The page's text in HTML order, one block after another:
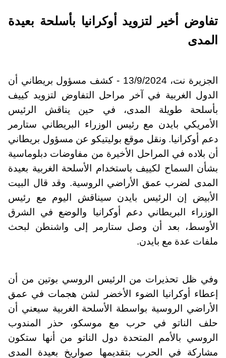
تفاوض أخير لتزويد أوكرانيا بأسلحة بعيدة
المدى
الجزيرة نت، 13/9/2024 - كشف مسؤول بريطاني أن
الدول الغربية في آخر مراحل التفاوض لتزويد كييف
بأسلحة طويلة المدى، في حين يناقش الرئيس
الأمريكي بايدن مع رئيس الوزراء البريطاني ستارمر
دعم أوكرانيا. ونقل موقع بوليتيكو عن مسؤول بريطاني
أن بلاده في المراحل الأخيرة من مفاوضات دبلوماسية
بشأن السماح لكييف باستخدام الأسلحة الغربية بعيدة
المدى لضرب عمق الأراضي الروسية. وقد قال البيت
الأبيض إن الرئيس بايدن سيناقش اليوم مع رئيس
الوزراء البريطاني دعم أوكرانيا والوضع في الشرق
الأوسط، بعد أن وصل ستارمر إلى واشنطن لبحث
ملفات عدة مع بايدن.
وفي ظل تحذيرات من الرئيس الروسي بوتين من أن
إعطاء أوكرانيا الضوء الأخضر لشن هجمات في عمق
الأراضي الروسية بواسطة الأسلحة الغربية سيعني أن
حلف الناتو في حرب مع موسكو، حذر المندوب
الروسي بالأمم المتحدة دول الناتو من أنها ستكون
مشاركة في الحرب بتقديمها صواريخ بعيدة المدى